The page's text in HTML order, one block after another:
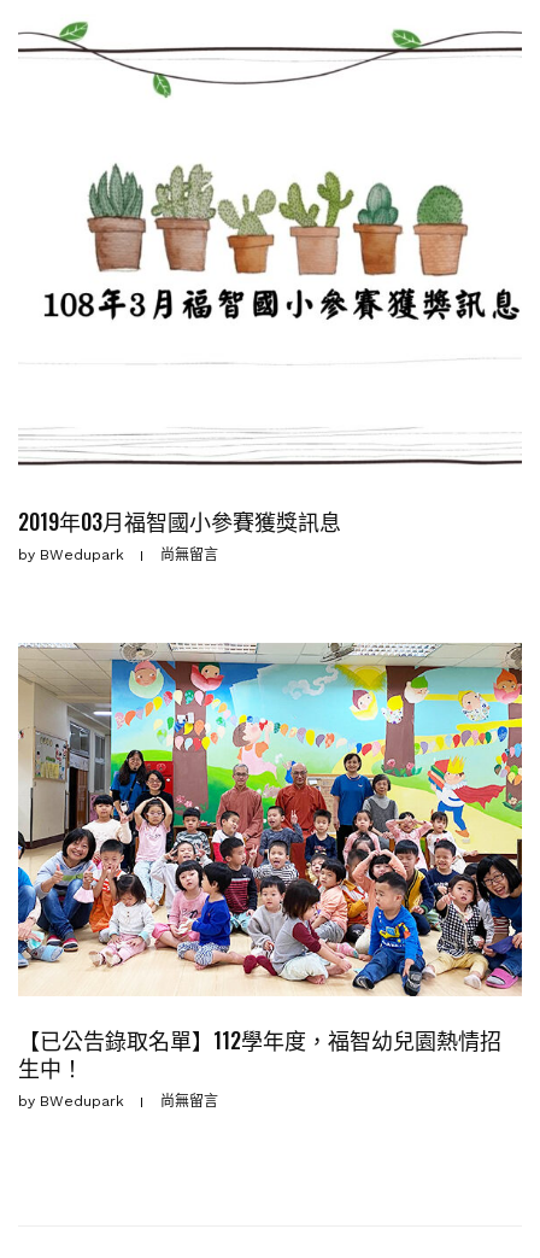
2019年03月福智國小參賽獲獎訊息
by BWedupark 尚無留言
【已公告錄取名單】112學年度，福智幼兒園熱情招
生中！
by BWedupark 尚無留言